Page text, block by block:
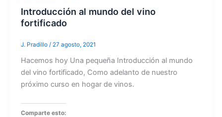
Introducción al mundo del vino
fortificado
J. Pradillo / 27 agosto, 2021
Hacemos hoy Una pequeña Introducción al mundo
del vino fortificado, Como adelanto de nuestro
próximo curso en hogar de vinos.
Comparte esto: